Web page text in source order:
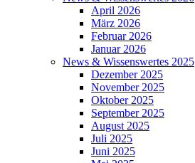
April 2026
März 2026
Februar 2026
Januar 2026
News & Wissenswertes 2025
Dezember 2025
November 2025
Oktober 2025
September 2025
August 2025
Juli 2025
Juni 2025